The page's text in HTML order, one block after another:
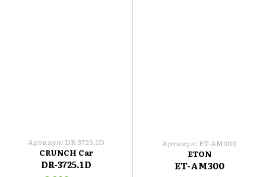
Артикул: DR-3725.1D
CRUNCH Car
DR-3725.1D
Артикул: ET-AM300
ETON
ET-AM300